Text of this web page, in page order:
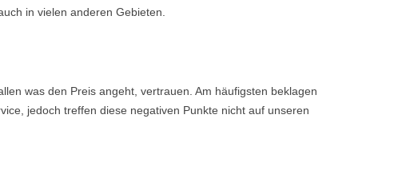
in vielen anderen Gebieten.
was den Preis angeht, vertrauen. Am häufigsten beklagen
jedoch treffen diese negativen Punkte nicht auf unseren